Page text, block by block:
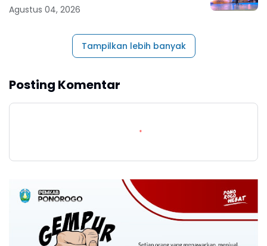
Agustus 04, 2026
Tampilkan lebih banyak
Posting Komentar